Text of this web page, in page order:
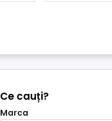
Ce cauți?
Marca